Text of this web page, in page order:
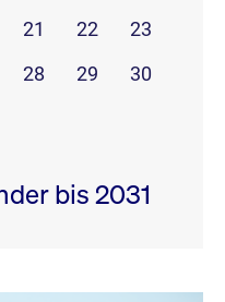
21 22
23
28 29
30
bis 2031